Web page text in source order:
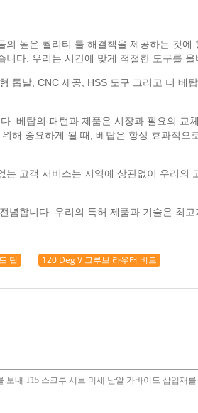
높은 퀄리티 툴 해결책을 제공하는 것
다. 우리는 시간에 맞게 적절한 도구를
톱날, CNC 세공, HSS 도구 그리고 더 베
. 베탑의 패턴과 제품은 시장과 필요의
해 중요하게 될 때, 베탑은 항상 효과적
고객 서비스는 지역에 상관없이 우리
념합니다. 우리의 특허 제품과 기술은 최
팁 120 Deg V 그루브 라우터 비트